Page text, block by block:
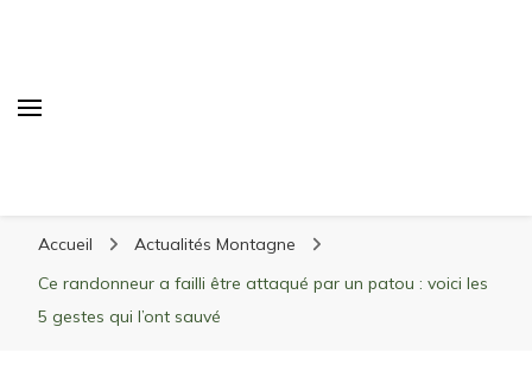
matériel, stations de ski
Accueil
Actualités Montagne
Ce randonneur a failli être attaqué par un patou : voici les
5 gestes qui l’ont sauvé